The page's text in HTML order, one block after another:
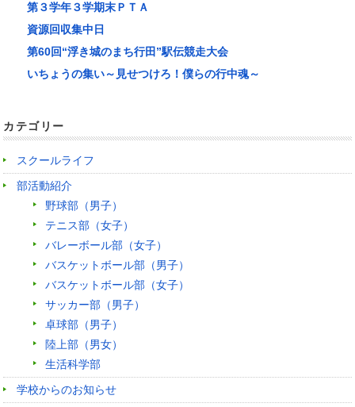
第３学年３学期末ＰＴＡ
資源回収集中日
第60回“浮き城のまち行田”駅伝競走大会
いちょうの集い～見せつけろ！僕らの行中魂～
カテゴリー
スクールライフ
部活動紹介
野球部（男子）
テニス部（女子）
バレーボール部（女子）
バスケットボール部（男子）
バスケットボール部（女子）
サッカー部（男子）
卓球部（男子）
陸上部（男女）
生活科学部
学校からのお知らせ